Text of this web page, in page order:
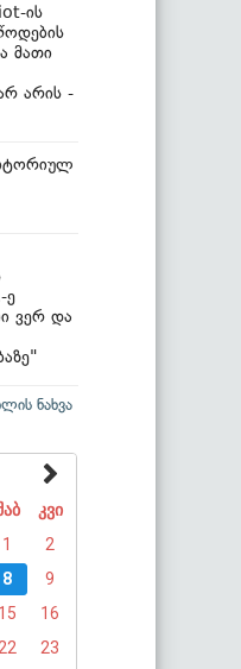
ის
მათი
არის -
ე
ვერ და
ნახვა
კვი
1
2
8
9
15
16
22
23